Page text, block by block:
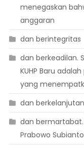
menegaskan
anggaran
dan berintegritas
dan berkeadilan.
KUHP Baru
yang
dan berkelanjutan
dan
Prabowo Subianto